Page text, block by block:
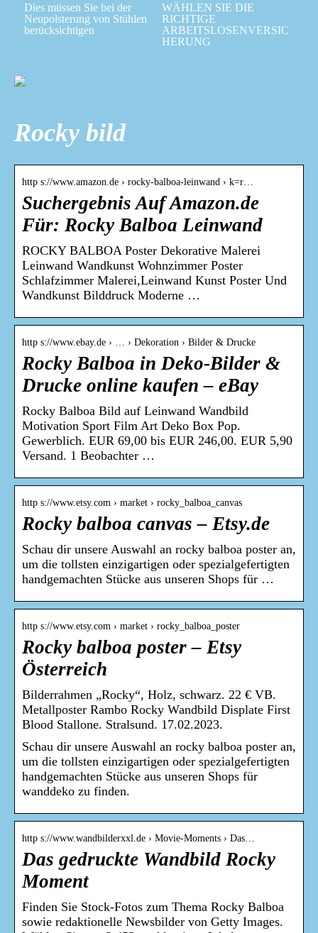
Dies müssen Sie bei der
Neupolsterung von Stühlen
berücksichtigen
WÄHLEN SIE DIE
RICHTIGE
ARBEITSLOSENVERSIC
HERUNG
Rocky bild
http s://www.amazon.de › rocky-balboa-leinwand › k=r…
Suchergebnis Auf Amazon.de
Für: Rocky Balboa Leinwand
ROCKY BALBOA Poster Dekorative Malerei
Leinwand Wandkunst Wohnzimmer Poster
Schlafzimmer Malerei,Leinwand Kunst Poster Und
Wandkunst Bilddruck Moderne …
http s://www.ebay.de › … › Dekoration › Bilder & Drucke
Rocky Balboa in Deko-Bilder &
Drucke online kaufen – eBay
Rocky Balboa Bild auf Leinwand Wandbild
Motivation Sport Film Art Deko Box Pop.
Gewerblich. EUR 69,00 bis EUR 246,00. EUR 5,90
Versand. 1 Beobachter …
http s://www.etsy.com › market › rocky_balboa_canvas
Rocky balboa canvas – Etsy.de
Schau dir unsere Auswahl an rocky balboa poster an,
um die tollsten einzigartigen oder spezialgefertigten
handgemachten Stücke aus unseren Shops für …
http s://www.etsy.com › market › rocky_balboa_poster
Rocky balboa poster – Etsy
Österreich
Bilderrahmen „Rocky“, Holz, schwarz. 22 € VB.
Metallposter Rambo Rocky Wandbild Displate First
Blood Stallone. Stralsund. 17.02.2023.
Schau dir unsere Auswahl an rocky balboa poster an,
um die tollsten einzigartigen oder spezialgefertigten
handgemachten Stücke aus unseren Shops für
wanddeko zu finden.
http s://www.wandbilderxxl.de › Movie-Moments › Das…
Das gedruckte Wandbild Rocky
Moment
Finden Sie Stock-Fotos zum Thema Rocky Balboa
sowie redaktionelle Newsbilder von Getty Images.